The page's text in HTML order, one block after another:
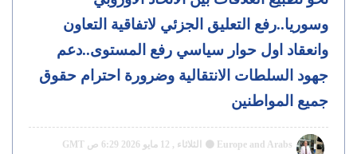
وسوريا..رفع التعليق الجزئي لاتفاقية التعاون
وانعقاد اول حوار سياسي رفع المستوى..دعم
جهود السلطات الانتقالية وضرورة احترام حقوق
جميع المواطنين
Europe and Arabs الثلاثاء , 12 مايو 2026 6:29 ص GMT